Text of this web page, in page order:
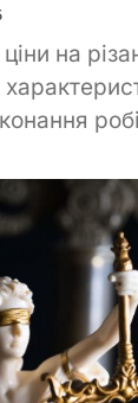
на
плит